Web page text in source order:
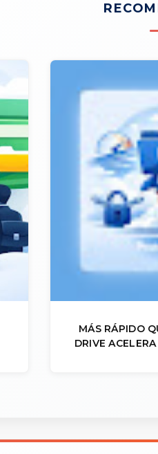
MÁS RÁPIDO
DRIVE